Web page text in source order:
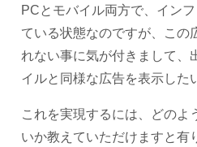
PCとモバイル両方で、イン
ている状態なのですが、この
れない事に気が付きまして、
イルと同様な広告を表示した
これを実現するには、どのよ
いか教えていただけますと有